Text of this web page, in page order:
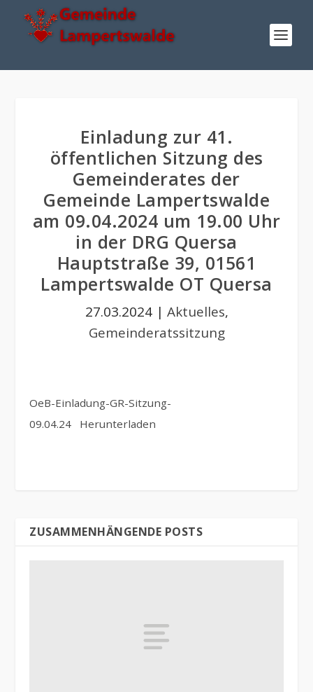
Einladung zur 41.
öffentlichen Sitzung des
Gemeinderates der
Gemeinde Lampertswalde
am 09.04.2024 um 19.00 Uhr
in der DRG Quersa
Hauptstraße 39, 01561
Lampertswalde OT Quersa
27.03.2024| Aktuelles,
Gemeinderatssitzung
OeB-Einladung-GR-Sitzung-
09.04.24
Herunterladen
ZUSAMMENHÄNGENDE POSTS